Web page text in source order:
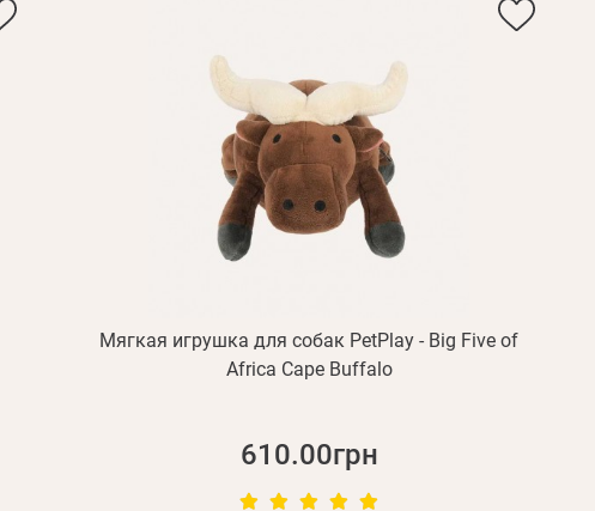
Мягкая игрушка для собак PetPlay - Big Five of
Africa Cape Buffalo
610.00грн